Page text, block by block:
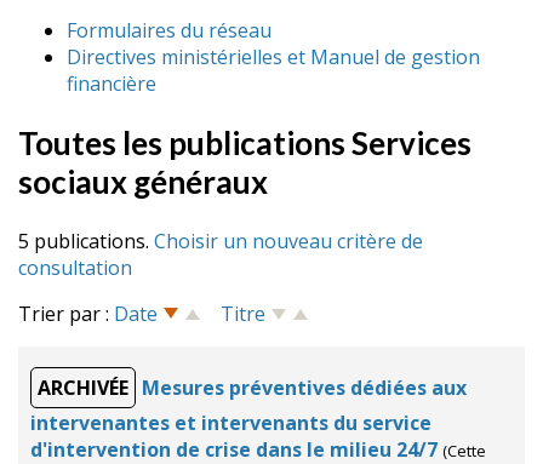
Formulaires du réseau
Directives ministérielles et Manuel de gestion
financière
Toutes les publications Services
sociaux généraux
5 publications. Choisir un nouveau critère de
consultation
Trier par : Date Titre
ARCHIVÉE Mesures préventives dédiées aux
intervenantes et intervenants du service
d'intervention de crise dans le milieu 24/7 (Cette